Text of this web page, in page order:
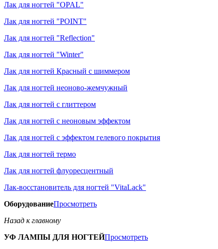
Лак для ногтей "OPAL"
Лак для ногтей "POINT"
Лак для ногтей "Reflection"
Лак для ногтей "Winter"
Лак для ногтей Красный с шиммером
Лак для ногтей неоново-жемчужный
Лак для ногтей с глиттером
Лак для ногтей с неоновым эффектом
Лак для ногтей с эффектом гелевого покрытия
Лак для ногтей термо
Лак для ногтей флуоресцентный
Лак-восстановитель для ногтей "VitaLack"
ОборудованиеПросмотреть
Назад к главному
УФ ЛАМПЫ ДЛЯ НОГТЕЙПросмотреть